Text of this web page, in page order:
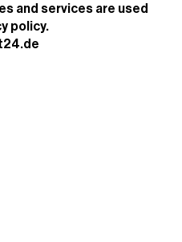
and services are used
policy.